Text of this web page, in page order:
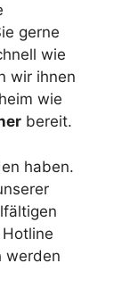
gerne
wie
wir ihnen
wie
bereit.
haben.
werden